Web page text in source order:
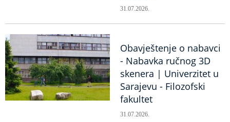
31.07.2026.
Obavještenje o nabavci
- Nabavka ručnog 3D
skenera | Univerzitet u
Sarajevu - Filozofski
fakultet
31.07.2026.